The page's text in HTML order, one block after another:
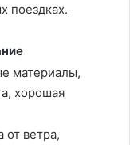
поездках.
материалы,
хорошая
от ветра,